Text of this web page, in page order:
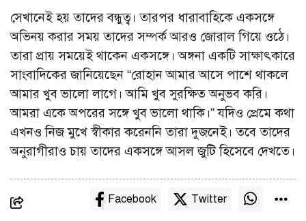
সেখানেই হয় তাদের বন্ধুত্ব। তারপর ধারাবাহিকে একসঙ্গে
অভিনয় করার সময় তাদের সম্পর্ক আরও জোরাল গিয়ে ওঠে।
তারা প্রায় সময়েই থাকেন একসঙ্গে। অঙ্গনা একটি সাক্ষাৎকারে
সাংবাদিকের জানিয়েছেন “রোহান আমার আসে পাশে থাকলে
আমার খুব ভালো লাগে। আমি খুব সুরক্ষিত অনুভব করি।
আমরা একে অপরের সঙ্গে খুব ভালো থাকি।” যদিও প্রেমে কথা
এখনও নিজ মুখে স্বীকার করেননি তারা দুজনেই। তবে তাদের
অনুরাগীরাও চায় তাদের একসঙ্গে আসল জুটি হিসেবে দেখতে।
Facebook Twitter